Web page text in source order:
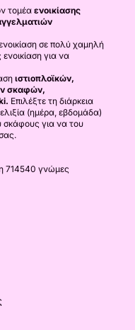
τομέα ενοικίασης
σε πολύ χαμηλή
για να
ιστιοπλοϊκών,
σκαφών,
Επιλέξτε τη διάρκεια
(ημέρα, εβδομάδα)
σκάφους για να του
714540 γνώμες